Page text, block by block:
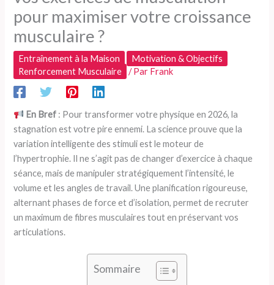
pour maximiser votre croissance
musculaire ?
Entraînement à la Maison
Motivation & Objectifs
Renforcement Musculaire
/ Par Frank
En Bref : Pour transformer votre physique en 2026, la
stagnation est votre pire ennemi. La science prouve que la
variation intelligente des stimuli est le moteur de
l’hypertrophie. Il ne s’agit pas de changer d’exercice à chaque
séance, mais de manipuler stratégiquement l’intensité, le
volume et les angles de travail. Une planification rigoureuse,
alternant phases de force et d’isolation, permet de recruter
un maximum de fibres musculaires tout en préservant vos
articulations.
Sommaire